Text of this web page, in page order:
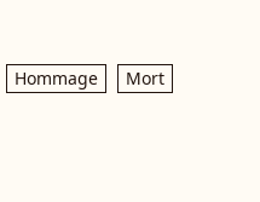
Hommage
Mort